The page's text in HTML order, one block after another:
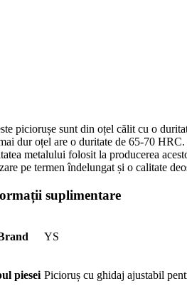
piciorușe sunt din oțel călit cu o
dur oțel are o duritate de 65-70 HRC.
metalului folosit la producerea
pe termen îndelungat și o calitate
suplimentare
YS
piesei Picioruș cu ghidaj ajustabil